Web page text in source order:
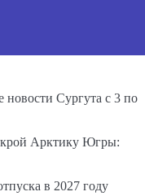
новости Сургута с 3 по
Арктику Югры:
в 2027 году